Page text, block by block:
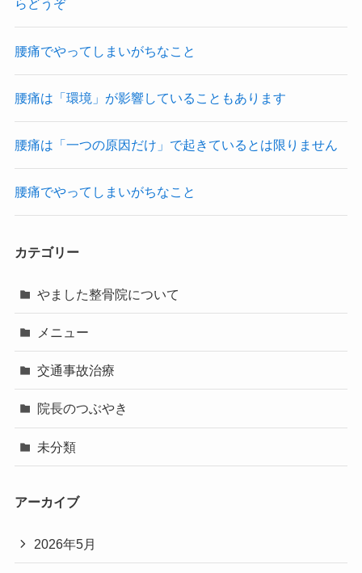
らどうぞ
腰痛でやってしまいがちなこと
腰痛は「環境」が影響していることもあります
腰痛は「一つの原因だけ」で起きているとは限りません
腰痛でやってしまいがちなこと
カテゴリー
やました整骨院について
メニュー
交通事故治療
院長のつぶやき
未分類
アーカイブ
2026年5月